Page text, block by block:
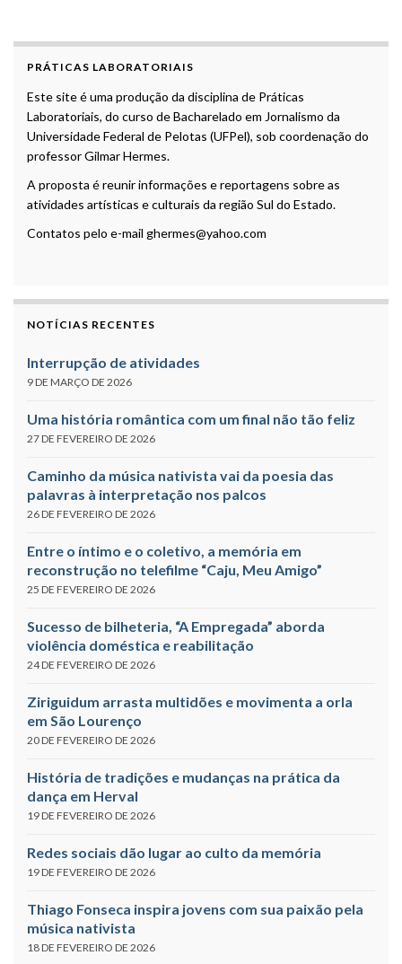
PRÁTICAS LABORATORIAIS
Este site é uma produção da disciplina de Práticas
Laboratoriais, do curso de Bacharelado em Jornalismo da
Universidade Federal de Pelotas (UFPel), sob coordenação do
professor Gilmar Hermes.
A proposta é reunir informações e reportagens sobre as
atividades artísticas e culturais da região Sul do Estado.
Contatos pelo e-mail ghermes@yahoo.com
NOTÍCIAS RECENTES
Interrupção de atividades
9 DE MARÇO DE 2026
Uma história romântica com um final não tão feliz
27 DE FEVEREIRO DE 2026
Caminho da música nativista vai da poesia das
palavras à interpretação nos palcos
26 DE FEVEREIRO DE 2026
Entre o íntimo e o coletivo, a memória em
reconstrução no telefilme “Caju, Meu Amigo”
25 DE FEVEREIRO DE 2026
Sucesso de bilheteria, “A Empregada” aborda
violência doméstica e reabilitação
24 DE FEVEREIRO DE 2026
Ziriguidum arrasta multidões e movimenta a orla
em São Lourenço
20 DE FEVEREIRO DE 2026
História de tradições e mudanças na prática da
dança em Herval
19 DE FEVEREIRO DE 2026
Redes sociais dão lugar ao culto da memória
19 DE FEVEREIRO DE 2026
Thiago Fonseca inspira jovens com sua paixão pela
música nativista
18 DE FEVEREIRO DE 2026